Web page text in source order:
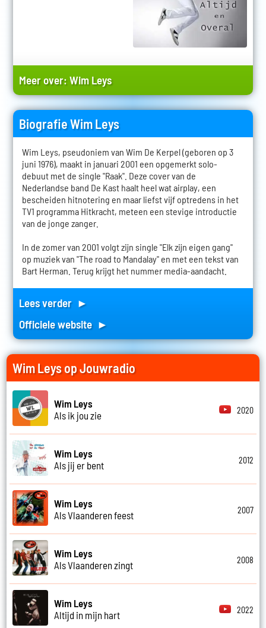
Meer over:Wim Leys
Biografie Wim Leys
Wim Leys, pseudoniem van Wim De Kerpel (geboren op 3
juni 1976), maakt in januari 2001 een opgemerkt solo-
debuut met de single "Raak". Deze cover van de
Nederlandse band De Kast haalt heel wat airplay, een
bescheiden hitnotering en maar liefst vijf optredens in het
TV1 programma Hitkracht, meteen een stevige introductie
van de jonge zanger.
In de zomer van 2001 volgt zijn single "Elk zijn eigen gang"
op muziek van "The road to Mandalay" en met een tekst van
Bart Herman. Terug krijgt het nummer media-aandacht.
Lees verder ►
Officiele website ►
Wim Leys op Jouwradio
Wim Leys
Als ik jou zie
2020
Wim Leys
Als jij er bent
2012
Wim Leys
Als Vlaanderen feest
2007
Wim Leys
Als Vlaanderen zingt
2008
Wim Leys
Altijd in mijn hart
2022